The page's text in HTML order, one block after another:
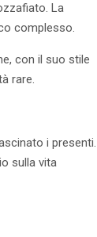
La
complesso.
con il suo stile
rare.
i presenti.
sulla vita